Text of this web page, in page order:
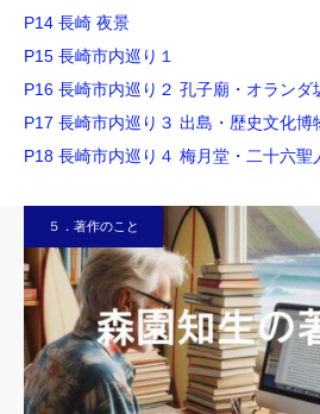
P14 長崎 夜景
P15 長崎市内巡り１
P16 長崎市内巡り２ 孔子廟・オランダ
P17 長崎市内巡り３ 出島・歴史文化博
P18 長崎市内巡り４ 梅月堂・二十六聖
５．著作のこと